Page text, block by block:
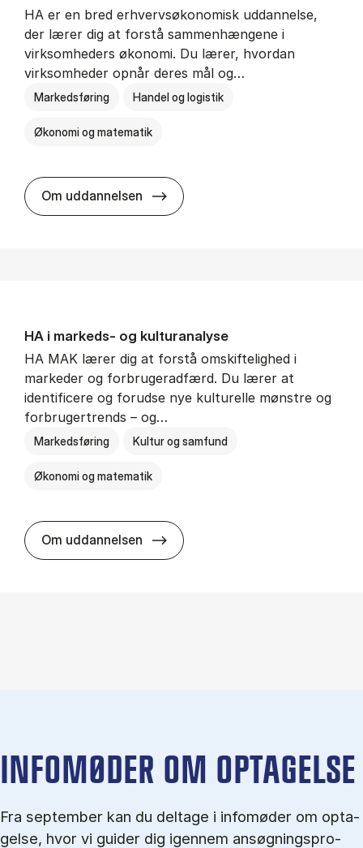
HA er en bred erhvervsøkonomisk uddannelse,
der lærer dig at forstå sammenhængene i
virksomheders økonomi. Du lærer, hvordan
virksomheder opnår deres mål og…
Markedsføring Handel og logistik
Økonomi og matematik
Om uddannelsen HA al­men erhvervs­økonomi
HA i mar­keds- og kul­tu­r­a­na­ly­se
HA MAK lærer dig at forstå omskiftelighed i
markeder og forbrugeradfærd. Du lærer at
identificere og forudse nye kulturelle mønstre og
forbrugertrends – og…
Markedsføring Kultur og samfund
Økonomi og matematik
Om uddannelsen HA i mar­keds- og kul­tu­r­a­na­ly­se
IN­FO­MØ­DER OM OP­TA­GEL­SE
Fra september kan du del­tage i in­fo­mø­der om op­ta­
gel­se, hvor vi gu­i­der dig igen­nem an­søg­nings­pro­